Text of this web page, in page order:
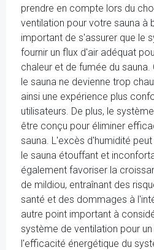
prendre en compte lors du
ventilation pour votre sauna à
important de s'assurer que le
fournir un flux d'air adéquat
chaleur et de fumée du sauna.
le sauna ne devienne trop
ainsi une expérience plus
utilisateurs. De plus, le
être conçu pour éliminer
sauna. L'excès d'humidité
le sauna étouffant et
également favoriser la
de mildiou, entraînant des
santé et des dommages à
autre point important à
système de ventilation pour
l'efficacité énergétique du